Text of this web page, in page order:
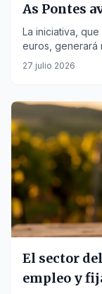
As Pontes
marcha
La iniciativa,
euros, generará
comarca.
27 julio 2026
El sector
empleo y